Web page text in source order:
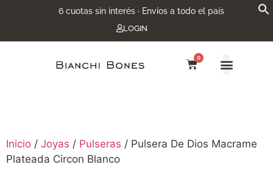
6 cuotas sin interés · Envíos a todo el país
LOGIN
0
Inicio / Joyas / Pulseras / Pulsera De Dios Macrame
Plateada Circon Blanco